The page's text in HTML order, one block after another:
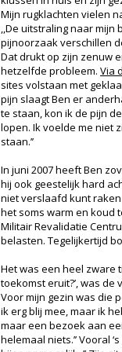
Mijn rugklachten vielen
,,De uitstraling naar mijn
pijnoorzaak verschillen
Dat drukt op zijn zenuw
hetzelfde probleem. Via
sites volstaan met
pijn slaagt Ben er
te staan, kon ik de pijn
lopen. Ik voelde me niet
staan.’’
In juni 2007 heeft Ben
hij ook geestelijk hard
niet verslaafd kunt
het soms warm en koud
Militair Revalidatie
belasten. Tegelijkertijd
Het was een heel zware
toekomst eruit?’, was
Voor mijn gezin was die
ik erg blij mee, maar ik
maar een bezoek aan
helemaal niets.’’ Vooral